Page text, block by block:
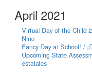
April 2021
Virtual Day of the Child
Niño
Fancy Day at School! /
Upcoming State
estatales